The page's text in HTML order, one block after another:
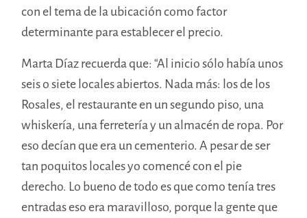
con el tema de la ubicación como factor
determinante para establecer el precio.
Marta Díaz recuerda que: “Al inicio sólo había unos
seis o siete locales abiertos. Nada más: los de los
Rosales, el restaurante en un segundo piso, una
whiskería, una ferretería y un almacén de ropa. Por
eso decían que era un cementerio. A pesar de ser
tan poquitos locales yo comencé con el pie
derecho. Lo bueno de todo es que como tenía tres
entradas eso era maravilloso, porque la gente que